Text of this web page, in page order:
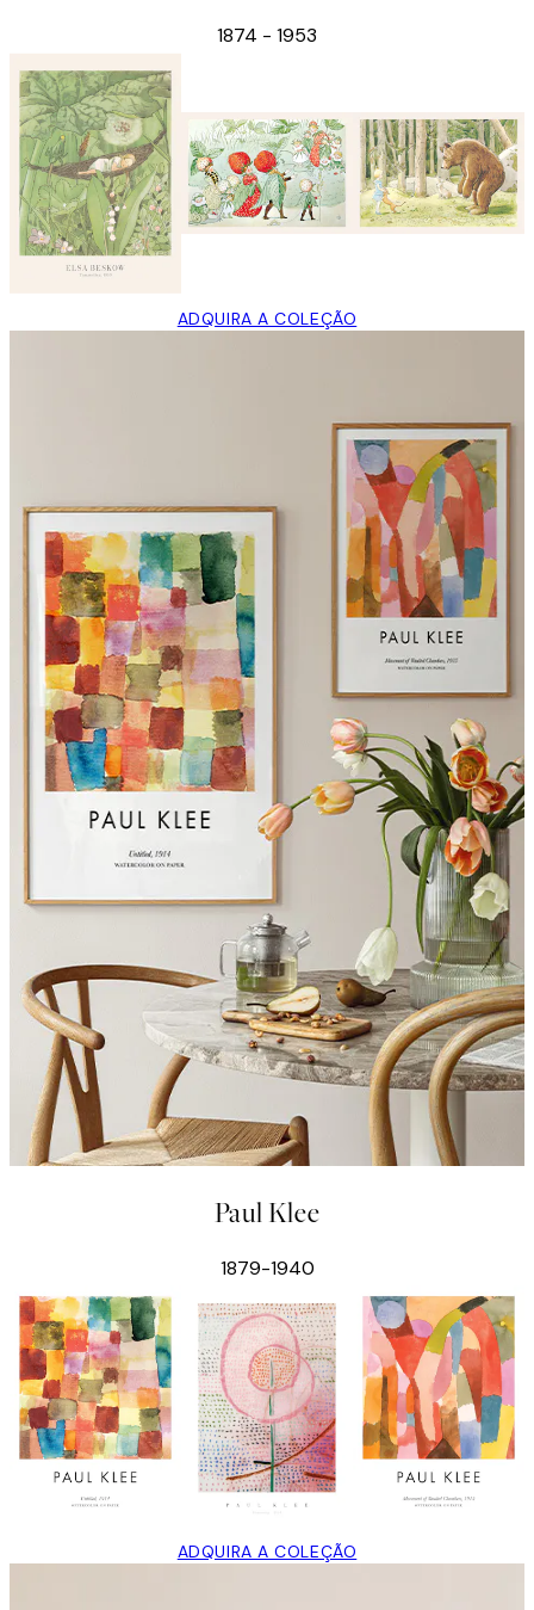
1874 - 1953
ADQUIRA A COLEÇÃO
Paul Klee
1879-1940
ADQUIRA A COLEÇÃO